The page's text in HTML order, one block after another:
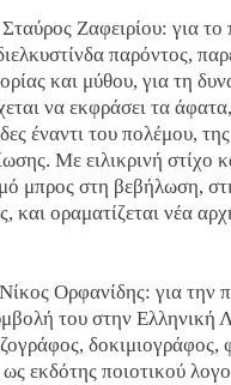
Ζαφειρίου: για
παρόντος,
και μύθου, για τη
να εκφράσει τα
έναντι του πολέμου,
Με ειλικρινή στίχο
μπρος στη βεβήλωση,
και οραματίζεται νέα
Ορφανίδης: για την
του στην Ελληνική
δοκιμιογράφος,
εκδότης ποιοτικού